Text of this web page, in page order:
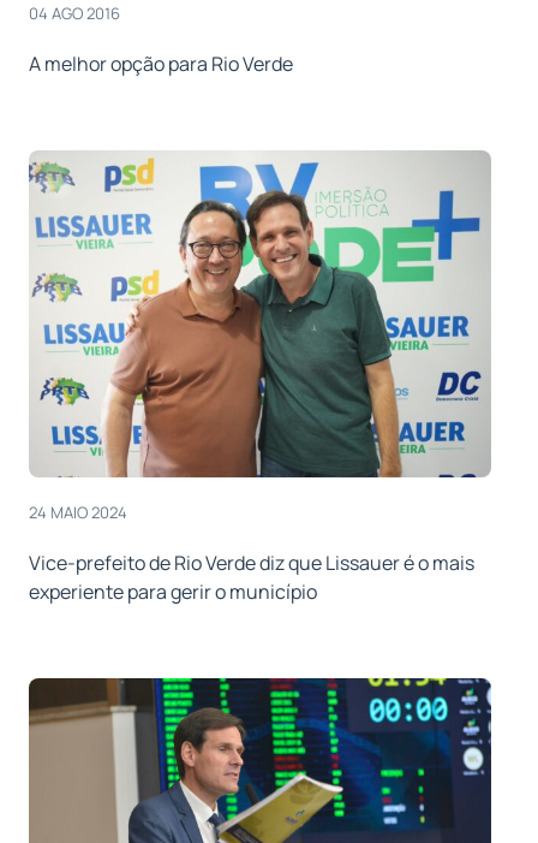
04 AGO 2016
A melhor opção para Rio Verde
24 MAIO 2024
Vice-prefeito de Rio Verde diz que Lissauer é o mais
experiente para gerir o município